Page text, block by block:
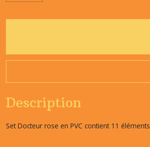
Description
Set Docteur rose en PVC contient 11 éléments